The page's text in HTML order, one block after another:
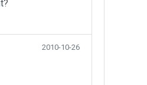
2010-10-26